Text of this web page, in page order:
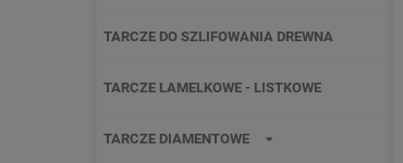
TARCZE DO SZLIFOWANIA DREWNA
TARCZE LAMELKOWE - LISTKOWE
TARCZE DIAMENTOWE